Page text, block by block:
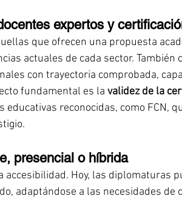
expertos y
que ofrecen una propuesta
actuales de cada sector. También
con trayectoria comprobada,
fundamental es la validez de la
reconocidas, como FCN,
presencial o híbrida
accesibilidad. Hoy, las diplomaturas
adaptándose a las necesidades de